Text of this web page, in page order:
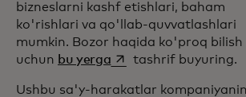
bizneslarni kashf etishlari, baham
ko'rishlari va qo'llab-quvvatlashlari
mumkin. Bozor haqida ko'proq bilish
uchun bu yergaopens in a new tab
tashrif buyuring.
Ushbu sa'y-harakatlar